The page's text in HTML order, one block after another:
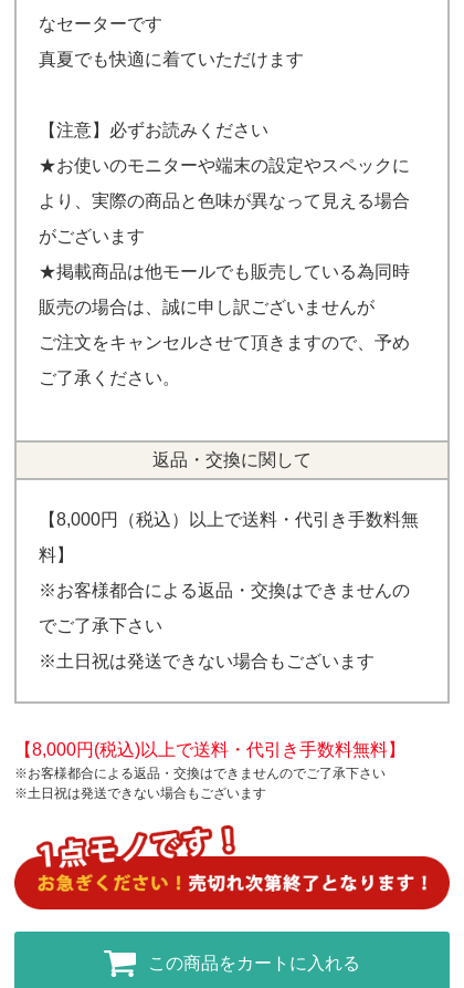
なセーターです
真夏でも快適に着ていただけます
【注意】必ずお読みください
★お使いのモニターや端末の設定やスペックに
より、実際の商品と色味が異なって見える場合
がございます
★掲載商品は他モールでも販売している為同時
販売の場合は、誠に申し訳ございませんが
ご注文をキャンセルさせて頂きますので、予め
ご了承ください。
返品・交換に関して
【8,000円（税込）以上で送料・代引き手数料無
料】
※お客様都合による返品・交換はできませんの
でご了承下さい
※土日祝は発送できない場合もございます
【8,000円(税込)以上で送料・代引き手数料無料】
※お客様都合による返品・交換はできませんのでご了承下さい
※土日祝は発送できない場合もございます
この商品をカートに入れる